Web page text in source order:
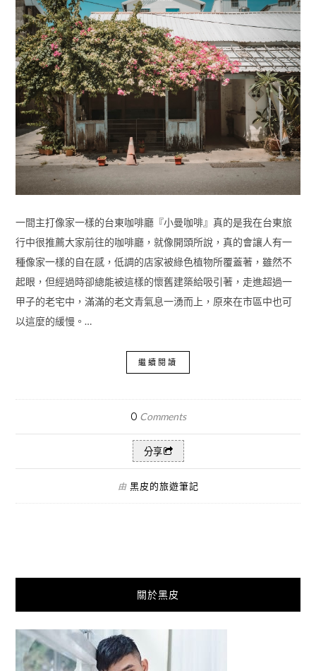
一間主打像家一樣的台東咖啡廳『小曼咖啡』真的是我在台東旅
行中很推薦大家前往的咖啡廳，就像開頭所說，真的會讓人有一
種像家一樣的自在感，低調的店家被綠色植物所覆蓋著，雖然不
起眼，但經過時卻總能被這樣的懷舊建築給吸引著，走進超過一
甲子的老宅中，滿滿的老文青氣息一湧而上，原來在市區中也可
以這麼的緩慢。…
繼續閱讀
0 Comments
分享
由 黑皮的旅遊筆記
關於黑皮